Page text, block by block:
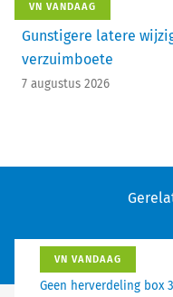
VN VANDAAG
Gunstigere latere
verzuimboete
7 augustus 2026
VN VANDAAG
Geen herverdeling box